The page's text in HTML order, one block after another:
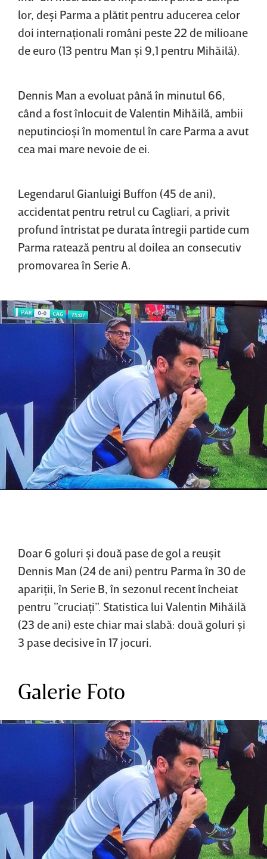
lor, deşi Parma a plătit pentru aducerea celor
doi internaţionali români peste 22 de milioane
de euro (13 pentru Man şi 9,1 pentru Mihăilă).
Dennis Man a evoluat până în minutul 66,
când a fost înlocuit de Valentin Mihăilă, ambii
neputincioşi în momentul în care Parma a avut
cea mai mare nevoie de ei.
Legendarul Gianluigi Buffon (45 de ani),
accidentat pentru retrul cu Cagliari, a privit
profund întristat pe durata întregii partide cum
Parma ratează pentru al doilea an consecutiv
promovarea în Serie A.
Doar 6 goluri şi două pase de gol a reuşit
Dennis Man (24 de ani) pentru Parma în 30 de
apariţii, în Serie B, în sezonul recent încheiat
pentru ”cruciaţi”. Statistica lui Valentin Mihăilă
(23 de ani) este chiar mai slabă: două goluri şi
3 pase decisive în 17 jocuri.
Galerie Foto